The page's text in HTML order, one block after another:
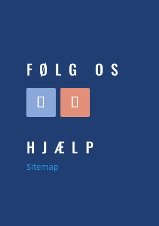
FØLG OS
HJÆLP
Sitemap